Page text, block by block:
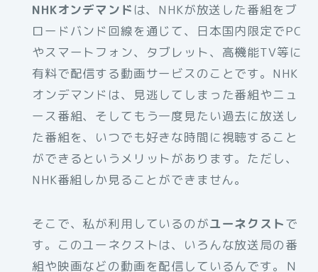
NHKオンデマンド は、NHKが放送した番組をブ
ロードバンド回線を通じて、日本国内限定でPC
やスマートフォン、タブレット、高機能TV等に
有料で配信する動画サービスのことです。NHK
オンデマンドは、見逃してしまった番組やニュ
ース番組、そしてもう一度見たい過去に放送し
た番組を、いつでも好きな時間に視聴すること
ができるというメリットがあります。ただし、
NHK番組しか見ることができません。
そこで、私が利用しているのがユーネクストで
す。このユーネクストは、いろんな放送局の番
組や映画などの動画を配信しているんです。Ｎ